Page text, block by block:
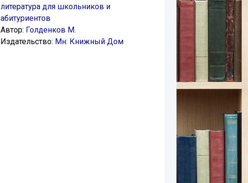
литература для школьников и
абитуриентов
Автор: Голденков М.
Издательство: Мн: Книжный Дом